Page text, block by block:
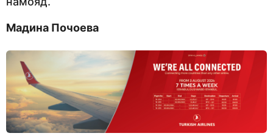
Мадина Почоева